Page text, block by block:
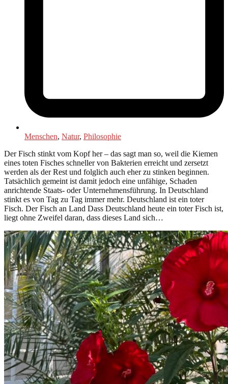
Menschen, Natur, Philosophie
Der Fisch stinkt vom Kopf her – das sagt man so, weil die Kiemen
eines toten Fisches schneller von Bakterien erreicht und zersetzt
werden als der Rest und folglich auch eher zu stinken beginnen.
Tatsächlich gemeint ist damit jedoch eine unfähige, Schaden
anrichtende Staats- oder Unternehmensführung. In Deutschland
stinkt es von Tag zu Tag immer mehr. Deutschland ist ein toter
Fisch. Der Fisch an Land Dass Deutschland heute ein toter Fisch ist,
liegt ohne Zweifel daran, dass dieses Land sich…